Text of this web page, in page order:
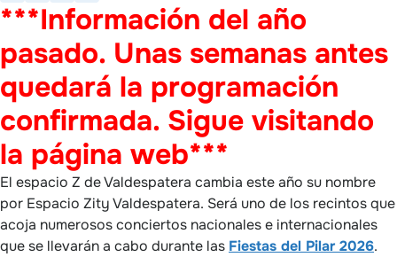
***Información del año
pasado. Unas semanas antes
quedará la programación
confirmada. Sigue visitando
la página web***
El espacio Z de Valdespatera cambia este año su nombre
por Espacio Zity Valdespatera. Será uno de los recintos que
acoja numerosos conciertos nacionales e internacionales
que se llevarán a cabo durante las Fiestas del Pilar 2026.